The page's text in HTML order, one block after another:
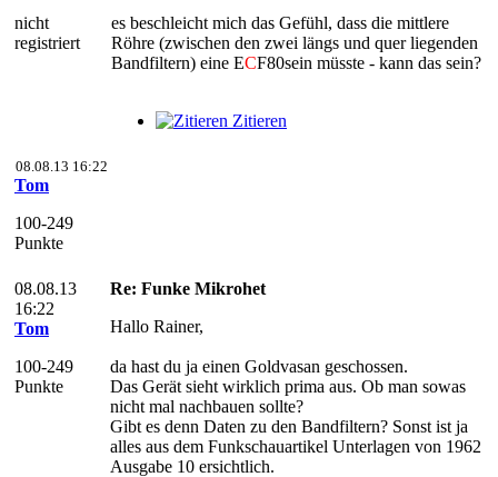
nicht
registriert
es beschleicht mich das Gefühl, dass die mittlere
Röhre (zwischen den zwei längs und quer liegenden
Bandfiltern) eine ECF80sein müsste - kann das sein?
Zitieren
08.08.13 16:22
Tom
100-249
Punkte
08.08.13
16:22
Tom
100-249
Punkte
Re: Funke Mikrohet
Hallo Rainer,
da hast du ja einen Goldvasan geschossen.
Das Gerät sieht wirklich prima aus. Ob man sowas
nicht mal nachbauen sollte?
Gibt es denn Daten zu den Bandfiltern? Sonst ist ja
alles aus dem Funkschauartikel Unterlagen von 1962
Ausgabe 10 ersichtlich.